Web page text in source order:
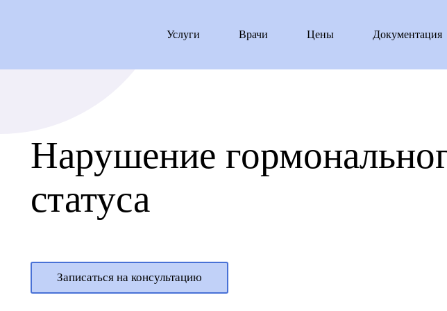
Услуги Врачи Цены Документация
Нарушение
статуса
Записаться на консультацию